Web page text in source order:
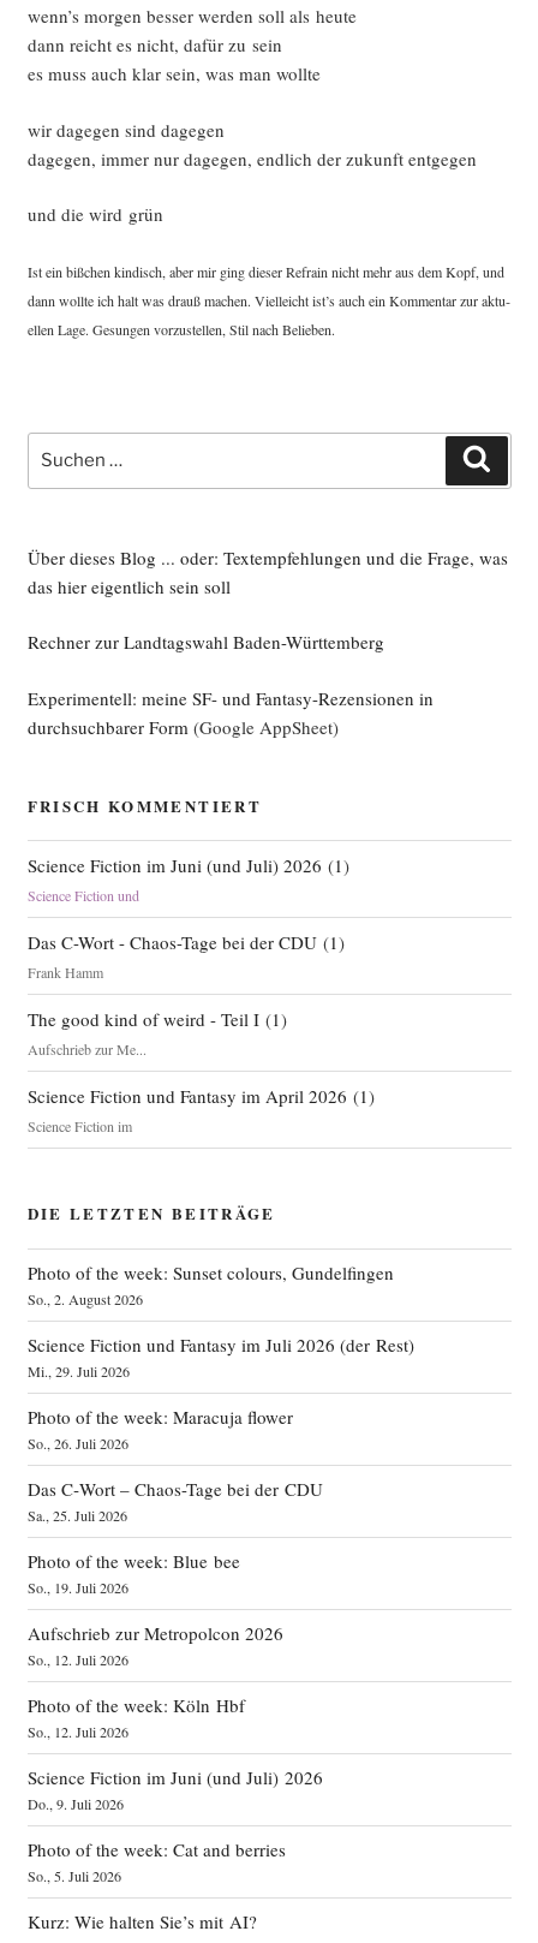
wenn’s mor­gen bes­ser wer­den soll als heute
dann reicht es nicht, dafür zu sein
es muss auch klar sein, was man wollte
wir dage­gen sind dagegen
dage­gen, immer nur dage­gen, end­lich der zukunft entgegen
und die wird grün
Ist ein biß­chen kin­disch, aber mir ging die­ser Refrain nicht mehr aus dem Kopf, und
dann woll­te ich halt was drauß machen. Viel­leicht ist’s auch ein Kom­men­tar zur aktu­
el­len Lage. Gesun­gen vor­zu­stel­len, Stil nach Belieben.
Suche
nach:
Über dieses Blog ... oder: Textempfehlungen und die Frage, was
das hier eigentlich sein soll
Rechner zur Landtagswahl Baden-Württemberg
Experimentell: meine SF- und Fantasy-Rezensionen in
durchsuchbarer Form (Google AppSheet)
FRISCH KOMMENTIERT
Science Fiction im Juni (und Juli) 2026 (1)
Science Fiction und
Das C-Wort - Chaos-Tage bei der CDU(1)
Frank Hamm
The good kind of weird - Teil I(1)
Aufschrieb zur Me...
Science Fiction und Fantasy im April 2026 (1)
Science Fiction im
DIE LETZTEN BEITRÄGE
Photo of the week: Sunset colours, Gundelfingen
So., 2. August 2026
Science Fiction und Fantasy im Juli 2026 (der Rest)
Mi., 29. Juli 2026
Photo of the week: Maracuja flower
So., 26. Juli 2026
Das C‑Wort – Chaos-Tage bei der CDU
Sa., 25. Juli 2026
Photo of the week: Blue bee
So., 19. Juli 2026
Aufschrieb zur Metropolcon 2026
So., 12. Juli 2026
Photo of the week: Köln Hbf
So., 12. Juli 2026
Science Fiction im Juni (und Juli) 2026
Do., 9. Juli 2026
Photo of the week: Cat and berries
So., 5. Juli 2026
Kurz: Wie halten Sie’s mit AI?